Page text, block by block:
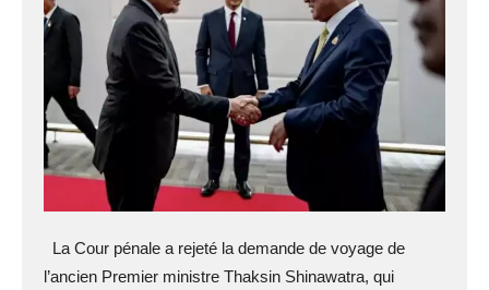
La Cour pénale a rejeté la demande de voyage de
l’ancien Premier ministre Thaksin Shinawatra, qui